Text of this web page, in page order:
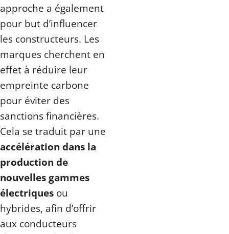
approche a également
pour but d’influencer
les constructeurs. Les
marques cherchent en
effet à réduire leur
empreinte carbone
pour éviter des
sanctions financières.
Cela se traduit par une
accélération dans la
production de
nouvelles gammes
électriques ou
hybrides, afin d’offrir
aux conducteurs